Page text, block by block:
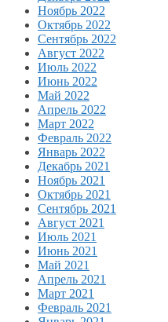
Ноябрь 2022
Октябрь 2022
Сентябрь 2022
Август 2022
Июль 2022
Июнь 2022
Май 2022
Апрель 2022
Март 2022
Февраль 2022
Январь 2022
Декабрь 2021
Ноябрь 2021
Октябрь 2021
Сентябрь 2021
Август 2021
Июль 2021
Июнь 2021
Май 2021
Апрель 2021
Март 2021
Февраль 2021